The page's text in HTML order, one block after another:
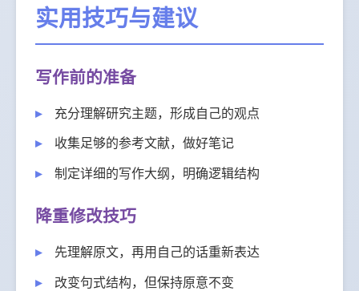
实用技巧与建议
写作前的准备
充分理解研究主题，形成自己的观点
收集足够的参考文献，做好笔记
制定详细的写作大纲，明确逻辑结构
降重修改技巧
先理解原文，再用自己的话重新表达
改变句式结构，但保持原意不变